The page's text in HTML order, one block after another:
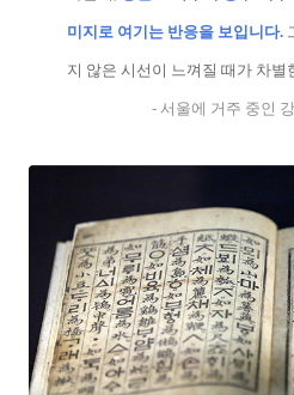
미지로 여기는 반응을 보입니다.
지 않은 시선이 느껴질 때가 차별
- 서울에 거주 중인